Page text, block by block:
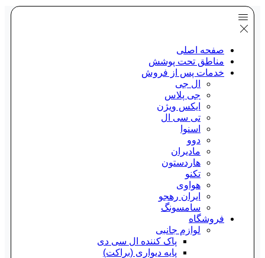
صفحه اصلی
مناطق تحت پوشش
خدمات پس از فروش
ال جی
جی پلاس
ایکس ویژن
تی سی ال
اسنوا
دوو
مادیران
هاردستون
تکنو
هواوی
ایران رهجو
سامسونگ
فروشگاه
لوازم جانبی
پاک کننده ال سی دی
پایه دیواری (براکت)